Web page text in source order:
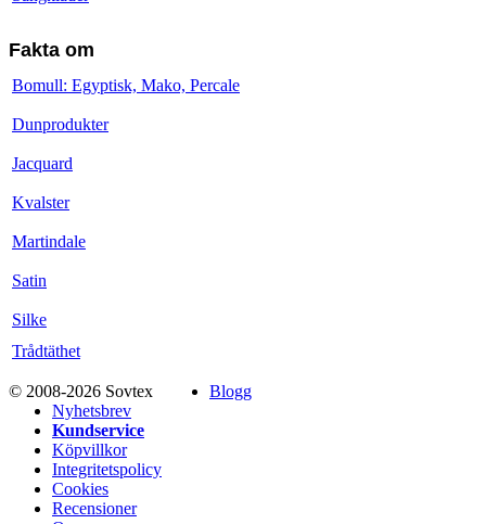
Fakta om
Bomull: Egyptisk, Mako, Percale
Dunprodukter
Jacquard
Kvalster
Martindale
Satin
Silke
Trådtäthet
© 2008-2026 Sovtex
Blogg
Nyhetsbrev
Kundservice
Köpvillkor
Integritetspolicy
Cookies
Recensioner